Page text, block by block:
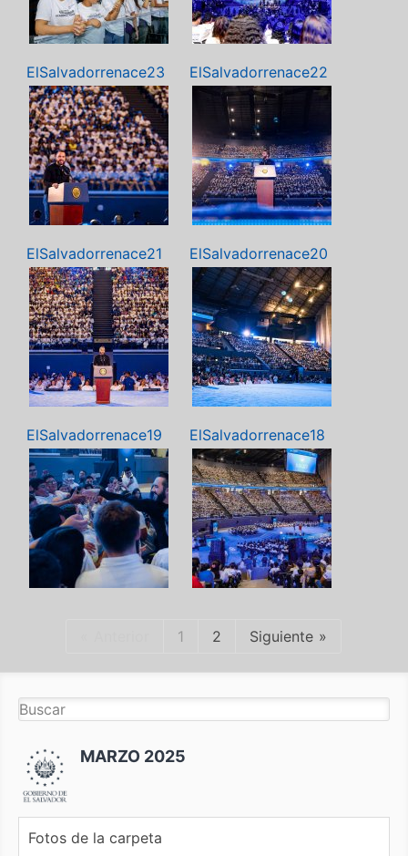
ElSalvadorrenace23 ElSalvadorrenace22
ElSalvadorrenace21 ElSalvadorrenace20
ElSalvadorrenace19 ElSalvadorrenace18
1 2 Siguiente
MARZO 2025
Fotos de la carpeta